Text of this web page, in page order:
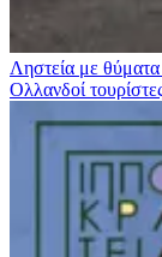
Ληστεία με
Ολλανδοί